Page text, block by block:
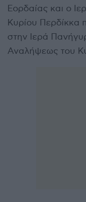
Εορδαίας και ο
Κυρίου Περδίκκα
στην Ιερά
Αναλήψεως του